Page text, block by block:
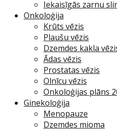
Iekaisīgās zarnu
Onkoloģija
Krūts vēzis
Plaušu vēzis
Dzemdes kakla
Ādas vēzis
Prostatas vēzis
Olnīcu vēzis
Onkoloģijas plāns
Ginekoloģija
Menopauze
Dzemdes mioma